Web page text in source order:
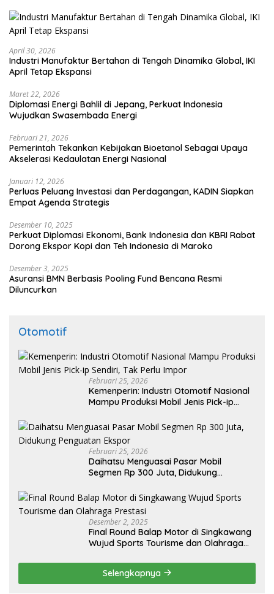
April 30, 2026
Industri Manufaktur Bertahan di Tengah Dinamika Global, IKI
April Tetap Ekspansi
Maret 22, 2026
Diplomasi Energi Bahlil di Jepang, Perkuat Indonesia
Wujudkan Swasembada Energi
Februari 21, 2026
Pemerintah Tekankan Kebijakan Bioetanol Sebagai Upaya
Akselerasi Kedaulatan Energi Nasional
Januari 12, 2026
Perluas Peluang Investasi dan Perdagangan, KADIN Siapkan
Empat Agenda Strategis
Desember 10, 2025
Perkuat Diplomasi Ekonomi, Bank Indonesia dan KBRI Rabat
Dorong Ekspor Kopi dan Teh Indonesia di Maroko
Desember 3, 2025
Asuransi BMN Berbasis Pooling Fund Bencana Resmi
Diluncurkan
Otomotif
Februari 25, 2026
Kemenperin: Industri Otomotif Nasional
Mampu Produksi Mobil Jenis Pick-ip
Februari 25, 2026
Daihatsu Menguasai Pasar Mobil
Segmen Rp 300 Juta, Didukung
Desember 2, 2025
Final Round Balap Motor di Singkawang
Wujud Sports Tourisme dan Olahraga
Selengkapnya